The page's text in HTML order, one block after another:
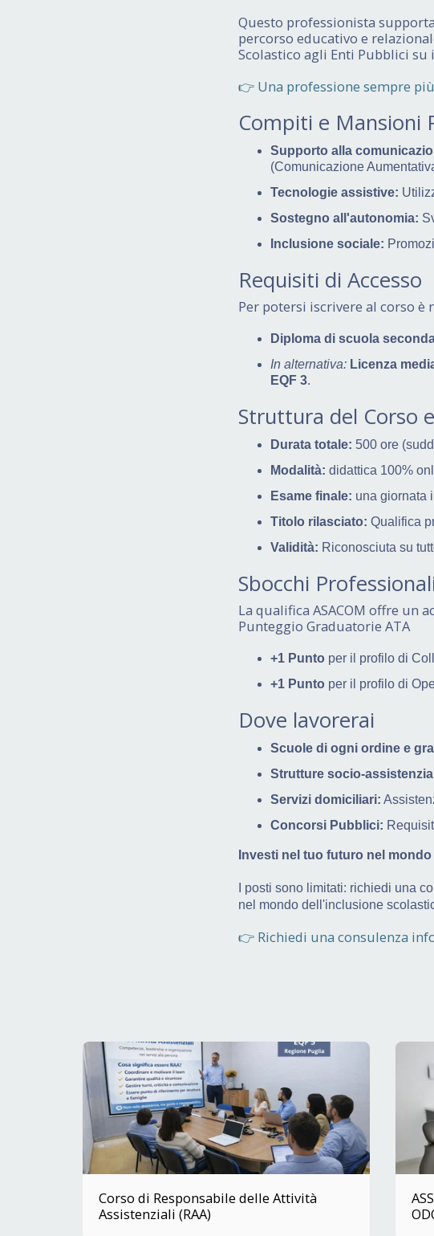
Questo professionista
percorso educativo e
Scolastico agli Enti Pubblici su
👉 Una professione sempre
Compiti e Mansioni
Supporto alla
(Comunicazione
Tecnologie assistive:
Sostegno all'autonomia:
Inclusione sociale:
Requisiti di Accesso
Per potersi iscrivere al corso è
Diploma di scuola
In alternativa: Licenza
EQF 3.
Struttura del Corso
Durata totale: 500 ore
Modalità: didattica 100%
Esame finale: una giornata
Titolo rilasciato: Qualifica
Validità: Riconosciuta su
Sbocchi
La qualifica ASACOM offre un
Punteggio Graduatorie ATA
+1 Punto per il profilo di
+1 Punto per il profilo di
Dove lavorerai
Scuole di ogni ordine e
Strutture socio-
Servizi domiciliari:
Concorsi Pubblici:
Investi nel tuo futuro nel
I posti sono limitati: richiedi una
nel mondo dell'inclusione
👉 Richiedi una consulenza
Corso di Responsabile delle Attività
Assistenziali (RAA)